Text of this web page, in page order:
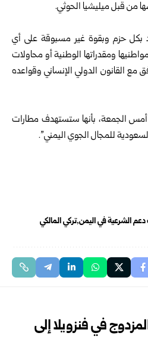
من قبل ميليشيا الحوثي.
بكل حزم وبقوة غير مسبوقة على أي
ومقدراتها الوطنية أو محاولات
مع القانون الدولي الإنساني وقواعده
الجمعة، بأنها ستستهدف مطارات
للمجال الجوي اليمني”.
الشرعية في اليمن تركي المالكي
في فنزويلا إلى